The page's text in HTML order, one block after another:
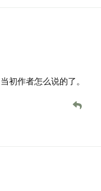
初作者怎么说的了。